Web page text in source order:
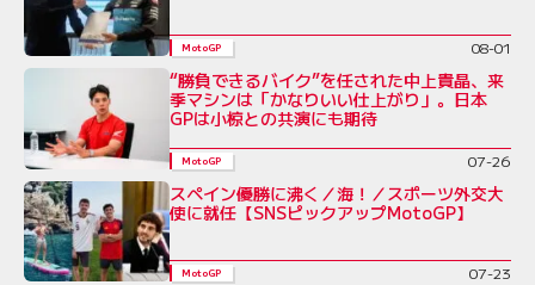
MotoGP 08-01
“勝負できるバイク”を任された中上貴晶、来
季マシンは「かなりいい仕上がり」。日本
GPは小椋との共演にも期待
MotoGP 07-26
スペイン優勝に沸く／海！／スポーツ外交大
使に就任【SNSピックアップMotoGP】
MotoGP 07-23